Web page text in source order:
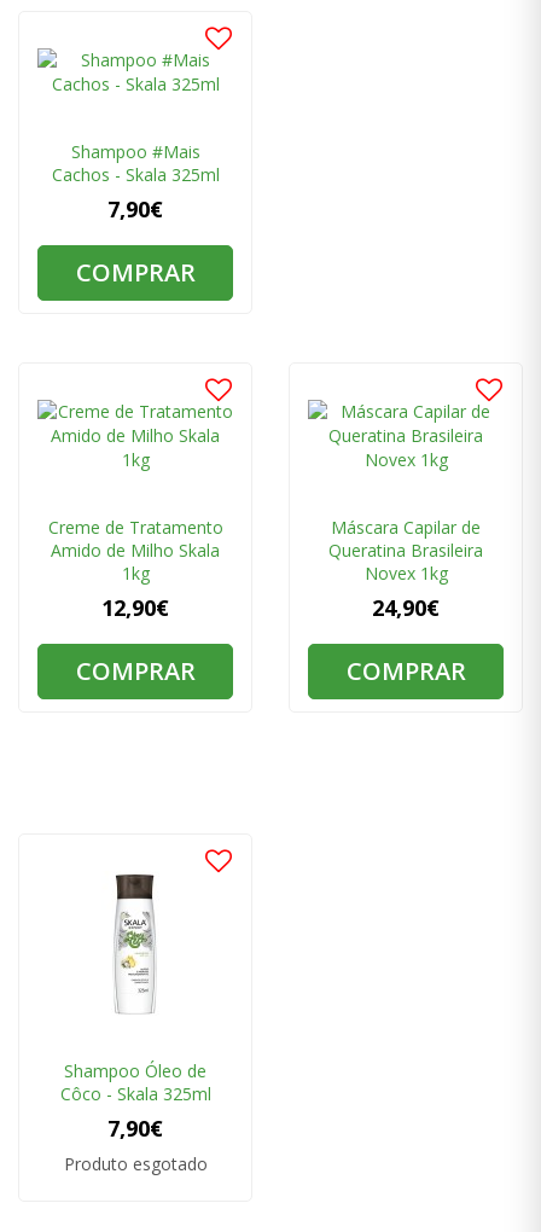
Shampoo #Mais
Cachos - Skala 325ml
7,90€
COMPRAR
Creme de Tratamento
Amido de Milho Skala
1kg
12,90€
COMPRAR
Máscara Capilar de
Queratina Brasileira
Novex 1kg
24,90€
COMPRAR
Shampoo Óleo de
Côco - Skala 325ml
7,90€
Produto esgotado